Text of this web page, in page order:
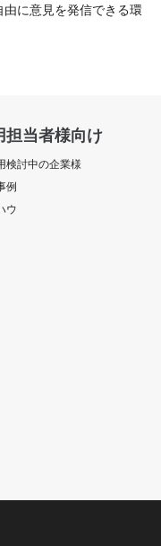
に意見を発信できる環
担当者様向け
検討中の企業様
例
ウ